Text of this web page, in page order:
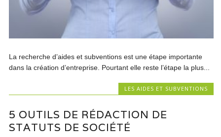
La recherche d’aides et subventions est une étape importante
dans la création d’entreprise. Pourtant elle reste l’étape la plus...
LES AIDES ET SUBVENTIONS
5 OUTILS DE RÉDACTION DE
STATUTS DE SOCIÉTÉ